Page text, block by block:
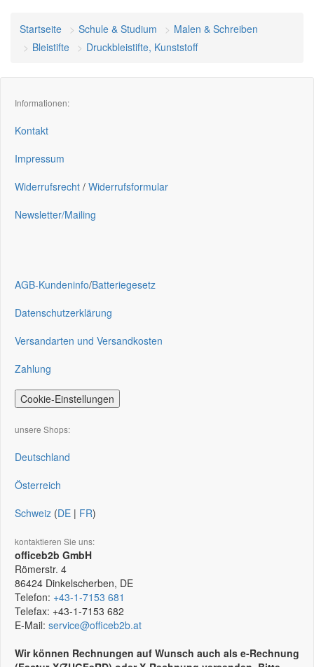
Startseite Schule & Studium
Malen & Schreiben
Bleistifte
Druckbleistifte, Kunststoff
Informationen:
Kontakt
Impressum
Widerrufsrecht / Widerrufsformular
Newsletter/Mailing
AGB-Kundeninfo/Batteriegesetz
Datenschutzerklärung
Versandarten und Versandkosten
Zahlung
Cookie-Einstellungen
unsere Shops:
Deutschland
Österreich
Schweiz (DE | FR)
kontaktieren Sie uns:
officeb2b GmbH
Römerstr. 4
86424 Dinkelscherben, DE
Telefon: +43-1-7153 681
Telefax: +43-1-7153 682
E-Mail: service@officeb2b.at
Wir können Rechnungen auf Wunsch auch als e-Rechnung